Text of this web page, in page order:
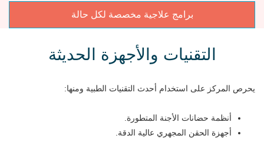
برامج علاجية مخصصة لكل حالة
التقنيات والأجهزة الحديثة
يحرص المركز على استخدام أحدث التقنيات الطبية ومنها:
أنظمة حضانات الأجنة المتطورة.
أجهزة الحقن المجهري عالية الدقة.